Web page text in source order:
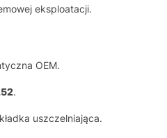
eksploatacji.
OEM.
.
uszczelniająca.